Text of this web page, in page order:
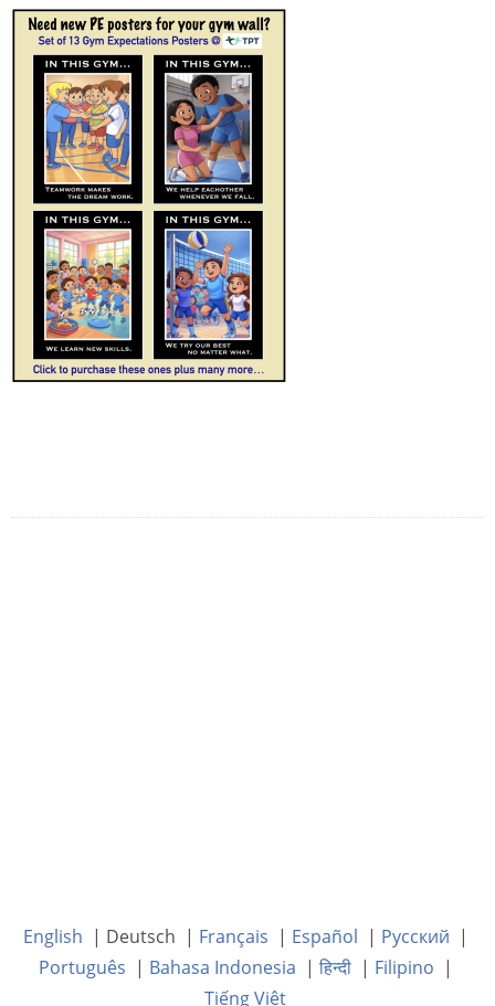
English | Deutsch | Français | Español | Русский |
Português | Bahasa Indonesia |हिन्दी| Filipino |
Tiếng Việt